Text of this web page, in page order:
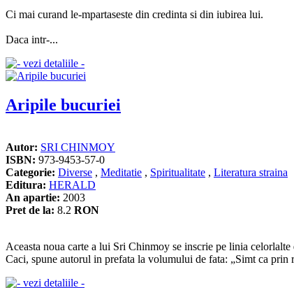
Ci mai curand le‑mpar­taseste din credinta si din iubirea lui.
Daca intr‑...
Aripile bucuriei
Autor: SRI CHINMOY
ISBN: 973-9453-57-0
Categorie: Diverse , Meditatie , Spiritualitate , Literatura straina
Editura: HERALD
An apartie: 2003
Pret de la: 8.2 RON
Aceasta noua carte a lui Sri Chinmoy se inscrie pe linia
Caci, spune autorul in prefata la volumului de fata: „Simt ca